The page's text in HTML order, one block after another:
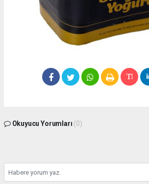
Okuyucu Yorumları (0)